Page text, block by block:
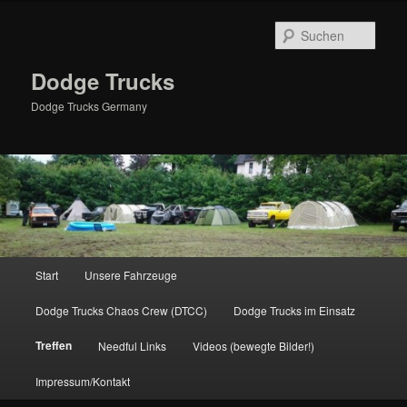
Dodge Trucks
Dodge Trucks Germany
Start Unsere Fahrzeuge
Dodge Trucks Chaos Crew (DTCC) Dodge Trucks im Einsatz
Treffen Needful Links Videos (bewegte Bilder!)
Impressum/Kontakt